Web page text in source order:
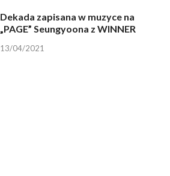
Dekada zapisana w muzyce na
„PAGE” Seungyoona z WINNER
13/04/2021